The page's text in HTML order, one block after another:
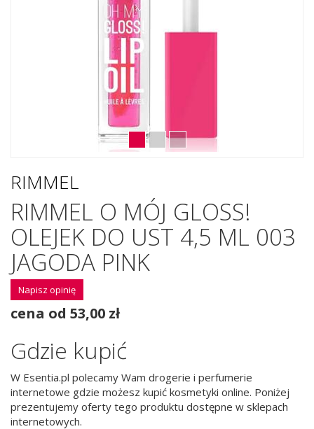
RIMMEL
RIMMEL O MÓJ GLOSS!
OLEJEK DO UST 4,5 ML 003
JAGODA PINK
Napisz opinię
cena od 53,00 zł
Gdzie kupić
W Esentia.pl polecamy Wam drogerie i perfumerie
internetowe gdzie możesz kupić kosmetyki online. Poniżej
prezentujemy oferty tego produktu dostępne w sklepach
internetowych.